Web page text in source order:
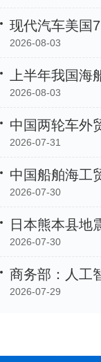
2026-08-03
2026-08-03
中国两轮车外
2026-07-31
2026-07-30
日本熊本县地
2026-07-30
2026-07-29